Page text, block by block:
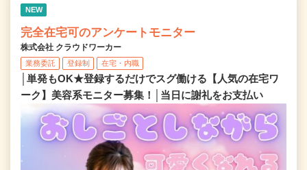
NEW
完全在宅可のアンケートモニター
株式会社 クラウドワーカー
業務委託 登録制 在宅・内職
│単発もOK★登録するだけでスグ働ける【人気の在宅ワ
ーク】美容系モニター募集！│当日に謝礼をお支払い